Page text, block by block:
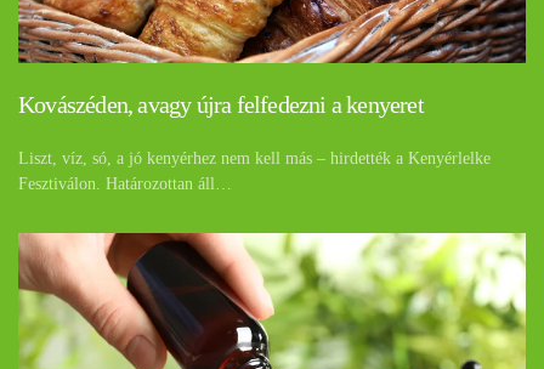
Kovászéden, avagy újra felfedezni a kenyeret
Liszt, víz, só, a jó kenyérhez nem kell más – hirdették a Kenyérlelke
Fesztiválon. Határozottan áll…